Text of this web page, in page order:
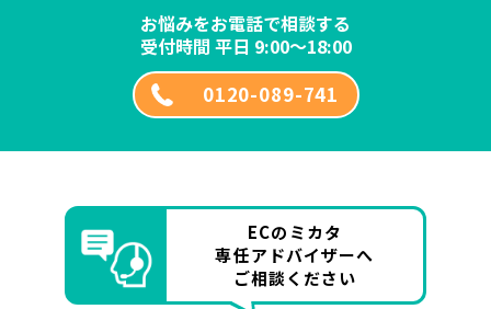
お悩みをお電話で相談する
受付時間 平日 9:00～18:00
0120-089-741
ECのミカタ
専任アドバイザーへ
ご相談ください